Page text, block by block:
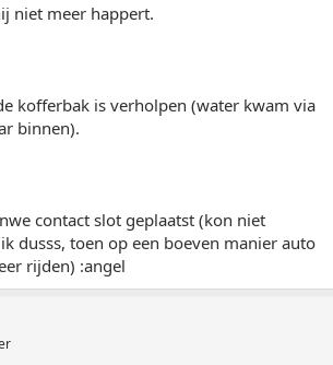
niet meer happert.
kofferbak is verholpen (water kwam via
binnen).
contact slot geplaatst (kon niet
dusss, toen op een boeven manier auto
rijden) :angel